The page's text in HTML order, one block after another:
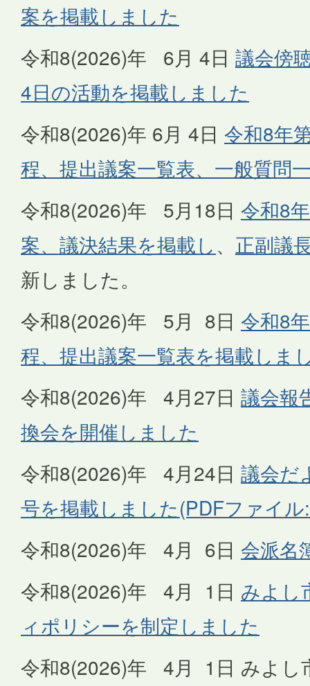
案を掲載しました
令和8(2026)年 6月 4日 議会傍
4日の活動を掲載しました
令和8(2026)年 6月 4日 令和8年
程、提出議案一覧表、一般質問
令和8(2026)年 5月18日 令和8
案、議決結果を掲載し 、 正副議
新しました。
令和8(2026)年 5月 8日 令和8
程、提出議案一覧表を掲載しま
令和8(2026)年 4月27日 議会報
換会を開催しました
令和8(2026)年 4月24日 議会だ
号を掲載しました(PDFファイ
令和8(2026)年 4月 6日 会派名
令和8(2026)年 4月 1日 みよし
ィポリシーを制定しました
令和8(2026)年 4月 1日 みよし